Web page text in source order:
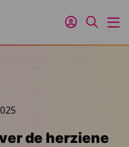
Inloggen
Zoeken
de herziene